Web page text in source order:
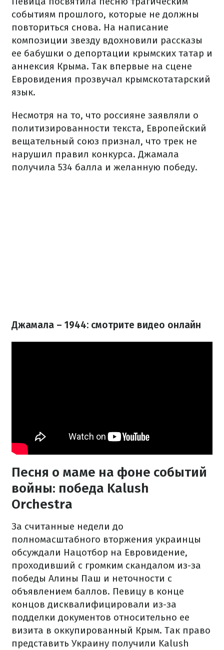
событиям прошлого, которые не должны
повториться снова. На написание
композиции звезду вдохновили рассказы
ее бабушки о депортации крымских татар и
аннексия Крыма. Так впервые на сцене
Евровидения прозвучал крымскотатарский
язык.
Несмотря на то, что россияне заявляли о
политизированности текста, Европейский
вещательный союз признал, что трек не
нарушил правил конкурса. Джамала
получила 534 балла и желанную победу.
Джамала – 1944: смотрите видео онлайн
Песня о маме на фоне событий
войны: победа Kalush
Orchestra
За считанные недели до
полномасштабного вторжения украинцы
обсуждали Нацотбор на Евровидение,
проходивший с громким скандалом из-за
победы Алины Паш и неточности с
объявлением баллов. Певицу в конце
концов дисквалифицировали из-за
подделки документов относительно ее
визита в оккупированный Крым. Так право
представить Украину получили Kalush